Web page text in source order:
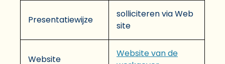
Presentatiewijze
solliciteren via Web
site
Website
Website van de